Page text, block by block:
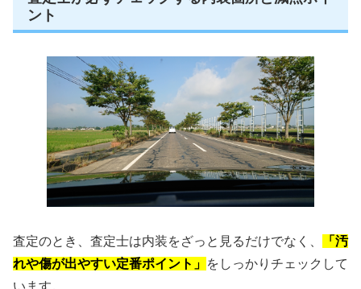
ント
査定のとき、査定士は内装をざっと見るだけでなく、
「汚
れや傷が出やすい定番ポイント」 をしっかりチェックして